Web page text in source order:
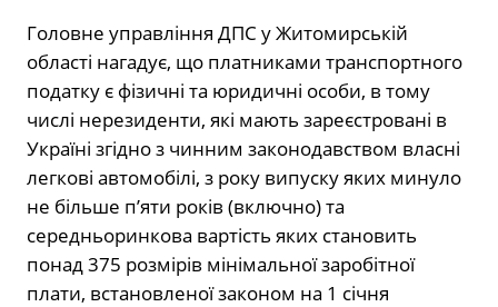
Головне управління ДПС у Житомирській
області нагадує, що платниками транспортного
податку є фізичні та юридичні особи, в тому
числі нерезиденти, які мають зареєстровані в
Україні згідно з чинним законодавством власні
легкові автомобілі, з року випуску яких минуло
не більше п’яти років (включно) та
середньоринкова вартість яких становить
понад 375 розмірів мінімальної заробітної
плати, встановленої законом на 1 січня